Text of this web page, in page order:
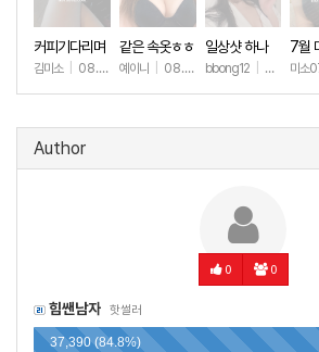
커피기다리며
(안야함)
김미소 08.08 +104
같은 속옷ㅎㅎ
예이니 08.04 +78
일상샷 하나
bbong12 07.31+90
7월
하세
미소
Author
0 0
힘쌘남자 핫썰러
37,390 (84.8%)